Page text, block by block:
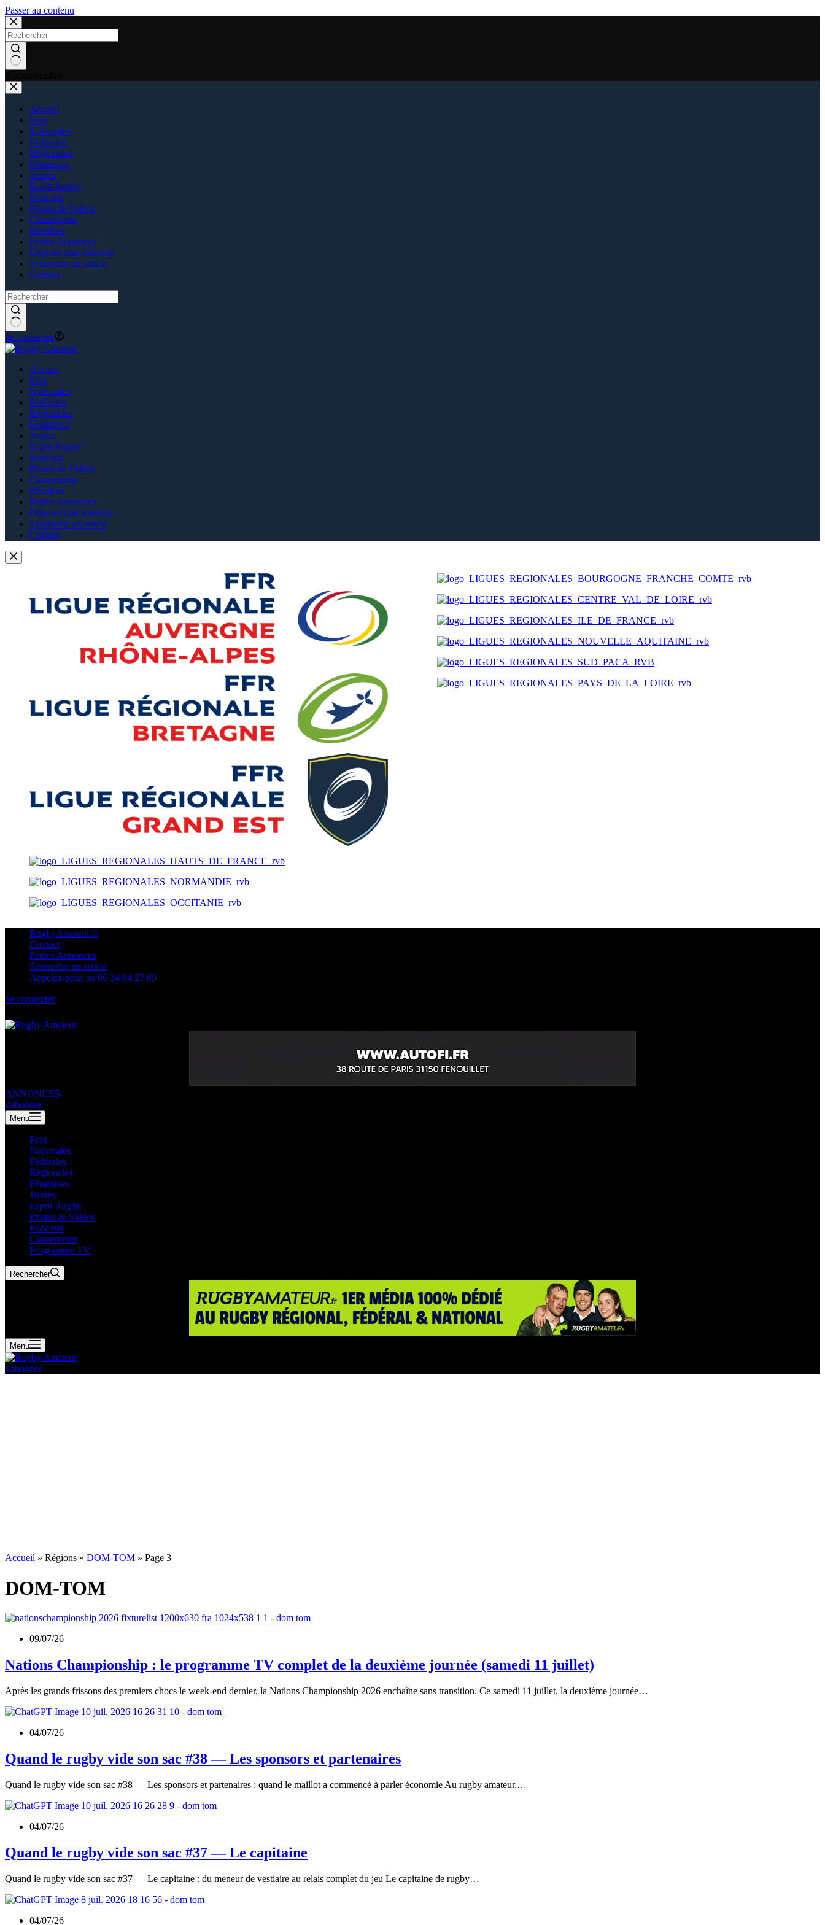
Passer au contenu
Accueil
Pros
Nationales
Fédérales
Régionales
Féminines
Jeunes
Esprit Rugby
Podcasts
Photos & Vidéos
Classements
Résultats
Petites Annonces
Déposer une annonce
Soumettre un article
Contact
Se connecter
Accueil
Pros
Nationales
Fédérales
Régionales
Féminines
Jeunes
Esprit Rugby
Podcasts
Photos & Vidéos
Classements
Résultats
Petites Annonces
Déposer une annonce
Soumettre un article
Contact
RugbyAmateur.fr
Contact
Petites Annonces
Soumettre un article
Appelez-nous au 06 34 04 27 09
Se connecter
ANNONCES
s'abonner
Menu
Pros
Nationales
Fédérales
Régionales
Féminines
Jeunes
Esprit Rugby
Photos & Vidéos
Podcasts
Classements
Programme TV
Rechercher
Menu
s'abonner
Accueil » Régions » DOM-TOM » Page 3
DOM-TOM
09/07/26
Nations Championship : le programme TV complet de la deuxième journée (samedi 11 juillet)
Après les grands frissons des premiers chocs le week-end dernier, la Nations Championship 2026 enchaîne sans transition. Ce samedi 11 juillet, la deuxième journée…
04/07/26
Quand le rugby vide son sac #38 — Les sponsors et partenaires
Quand le rugby vide son sac #38 — Les sponsors et partenaires : quand le maillot a commencé à parler économie Au rugby amateur,…
04/07/26
Quand le rugby vide son sac #37 — Le capitaine
Quand le rugby vide son sac #37 — Le capitaine : du meneur de vestiaire au relais complet du jeu Le capitaine de rugby…
04/07/26